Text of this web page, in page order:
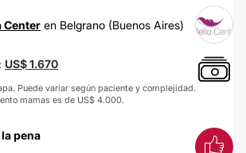
Center en Belgrano (Buenos Aires)
US$ 1.670
Puede variar según paciente y complejidad.
mamas es de US$ 4.000.
pena